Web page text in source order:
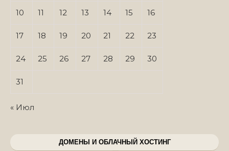
10 11 12 13 14 15 16
17 18 19 20 21 22 23
24 25 26 27 28 29 30
31
« Июл
ДОМЕНЫ И ОБЛАЧНЫЙ ХОСТИНГ